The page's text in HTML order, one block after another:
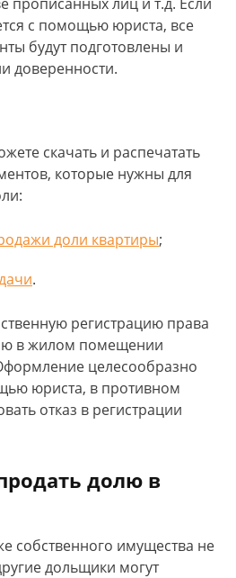
с помощью юриста, все
будут подготовлены и
доверенности.
скачать и распечатать
которые нужны для
доли квартиры;
.
регистрацию права
в жилом помещении
целесообразно
юриста, в противном
отказ в регистрации
долю в
собственного имущества не
дольщики могут